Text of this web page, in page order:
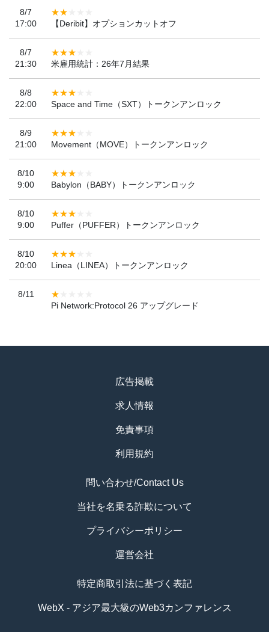
8/7
17:00
【Deribit】オプションカットオフ
8/7
21:30
米雇用統計：26年7月結果
8/8
22:00
Space and Time（SXT）トークンアンロック
8/9
21:00
Movement（MOVE）トークンアンロック
8/10
9:00
Babylon（BABY）トークンアンロック
8/10
9:00
Puffer（PUFFER）トークンアンロック
8/10
20:00
Linea（LINEA）トークンアンロック
8/11
Pi Network:Protocol 26 アップグレード
広告掲載
求人情報
免責事項
利用規約
問い合わせ/Contact Us
当社を名乗る詐欺について
プライバシーポリシー
運営会社
特定商取引法に基づく表記
WebX - アジア最大級のWeb3カンファレンス